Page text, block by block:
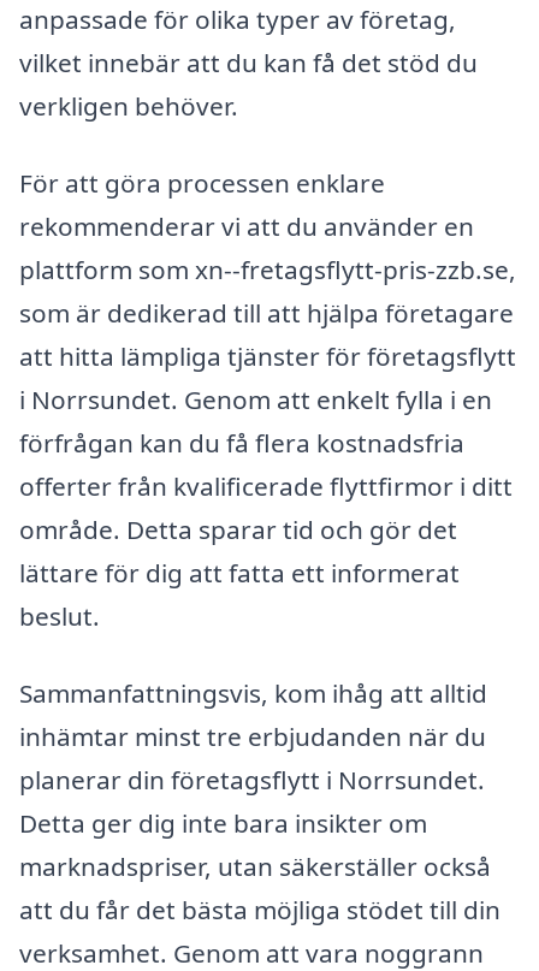
anpassade för olika typer av företag,
vilket innebär att du kan få det stöd du
verkligen behöver.
För att göra processen enklare
rekommenderar vi att du använder en
plattform som xn--fretagsflytt-pris-zzb.se,
som är dedikerad till att hjälpa företagare
att hitta lämpliga tjänster för företagsflytt
i Norrsundet. Genom att enkelt fylla i en
förfrågan kan du få flera kostnadsfria
offerter från kvalificerade flyttfirmor i ditt
område. Detta sparar tid och gör det
lättare för dig att fatta ett informerat
beslut.
Sammanfattningsvis, kom ihåg att alltid
inhämtar minst tre erbjudanden när du
planerar din företagsflytt i Norrsundet.
Detta ger dig inte bara insikter om
marknadspriser, utan säkerställer också
att du får det bästa möjliga stödet till din
verksamhet. Genom att vara noggrann